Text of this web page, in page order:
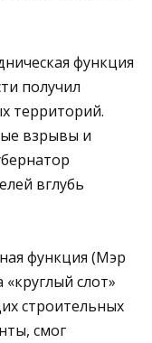
функция
получил
территорий.
взрывы и
вглубь
функция (Мэр
«круглый слот»
строительных
смог